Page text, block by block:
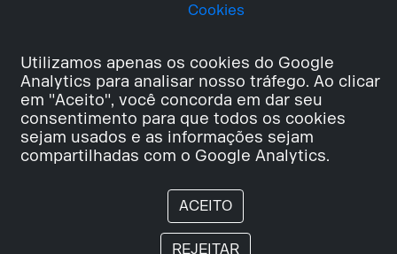
Utilizamos apenas os cookies do Google
Analytics para analisar nosso tráfego. Ao clicar
em "Aceito", você concorda em dar seu
consentimento para que todos os cookies
sejam usados e as informações sejam
compartilhadas com o Google Analytics.
ACEITO
REJEITAR
Cookies